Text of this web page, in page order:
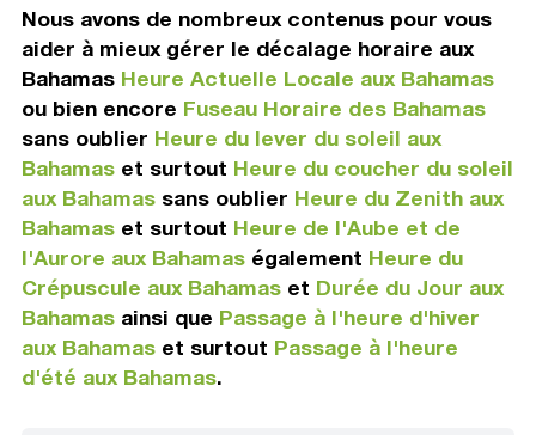
Nous avons de nombreux contenus pour vous
aider à mieux gérer le décalage horaire aux
Bahamas Heure Actuelle Locale aux Bahamas
ou bien encore Fuseau Horaire des Bahamas
sans oublier Heure du lever du soleil aux
Bahamaset surtout Heure du coucher du soleil
aux Bahamassans oublier Heure du Zenith aux
Bahamaset surtout Heure de l'Aube et de
l'Aurore aux Bahamaségalement Heure du
Crépuscule aux Bahamaset Durée du Jour aux
Bahamasainsi que Passage à l'heure d'hiver
aux Bahamaset surtout Passage à l'heure
d'été aux Bahamas.